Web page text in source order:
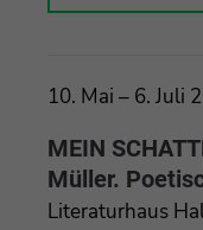
10. Mai – 6. Juli
MEIN
Müller.
Literaturhaus